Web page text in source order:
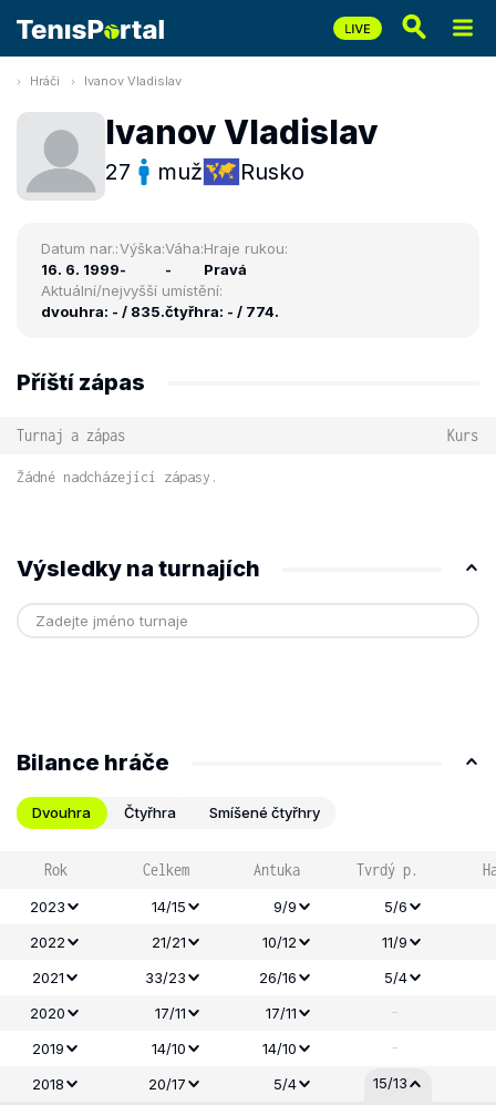
Hráči Ivanov Vladislav
Ivanov Vladislav
27 muž Rusko
Datum nar.:
16. 6. 1999
Výška:
-
Váha:
-
Hraje rukou:
Pravá
Aktuální/nejvyšší umístění:
dvouhra: - / 835.čtyřhra: - / 774.
Příští zápas
Turnaj a zápas Kurs
Žádné nadcházející zápasy.
Výsledky na turnajích
Bilance hráče
Dvouhra Čtyřhra Smíšené čtyřhry
Rok Celkem Antuka Tvrdý p.
2023 14/15 9/9
5/6
2022
21/21 10/12
11/9
2021
33/23 26/16 5/4
2020
17/11 17/11 -
2019 14/10 14/10 -
2018 20/17 5/4 15/13